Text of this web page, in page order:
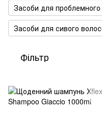
Засоби для
Засоби для сивого
Фільтр